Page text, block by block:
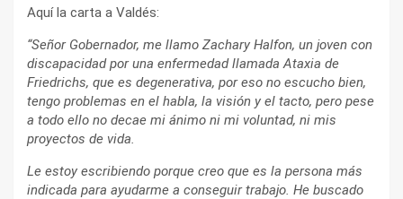
Aquí la carta a Valdés:
“Señor Gobernador, me llamo Zachary Halfon, un joven con
discapacidad por una enfermedad llamada Ataxia de
Friedrichs, que es degenerativa, por eso no escucho bien,
tengo problemas en el habla, la visión y el tacto, pero pese
a todo ello no decae mi ánimo ni mi voluntad, ni mis
proyectos de vida.
Le estoy escribiendo porque creo que es la persona más
indicada para ayudarme a conseguir trabajo. He buscado